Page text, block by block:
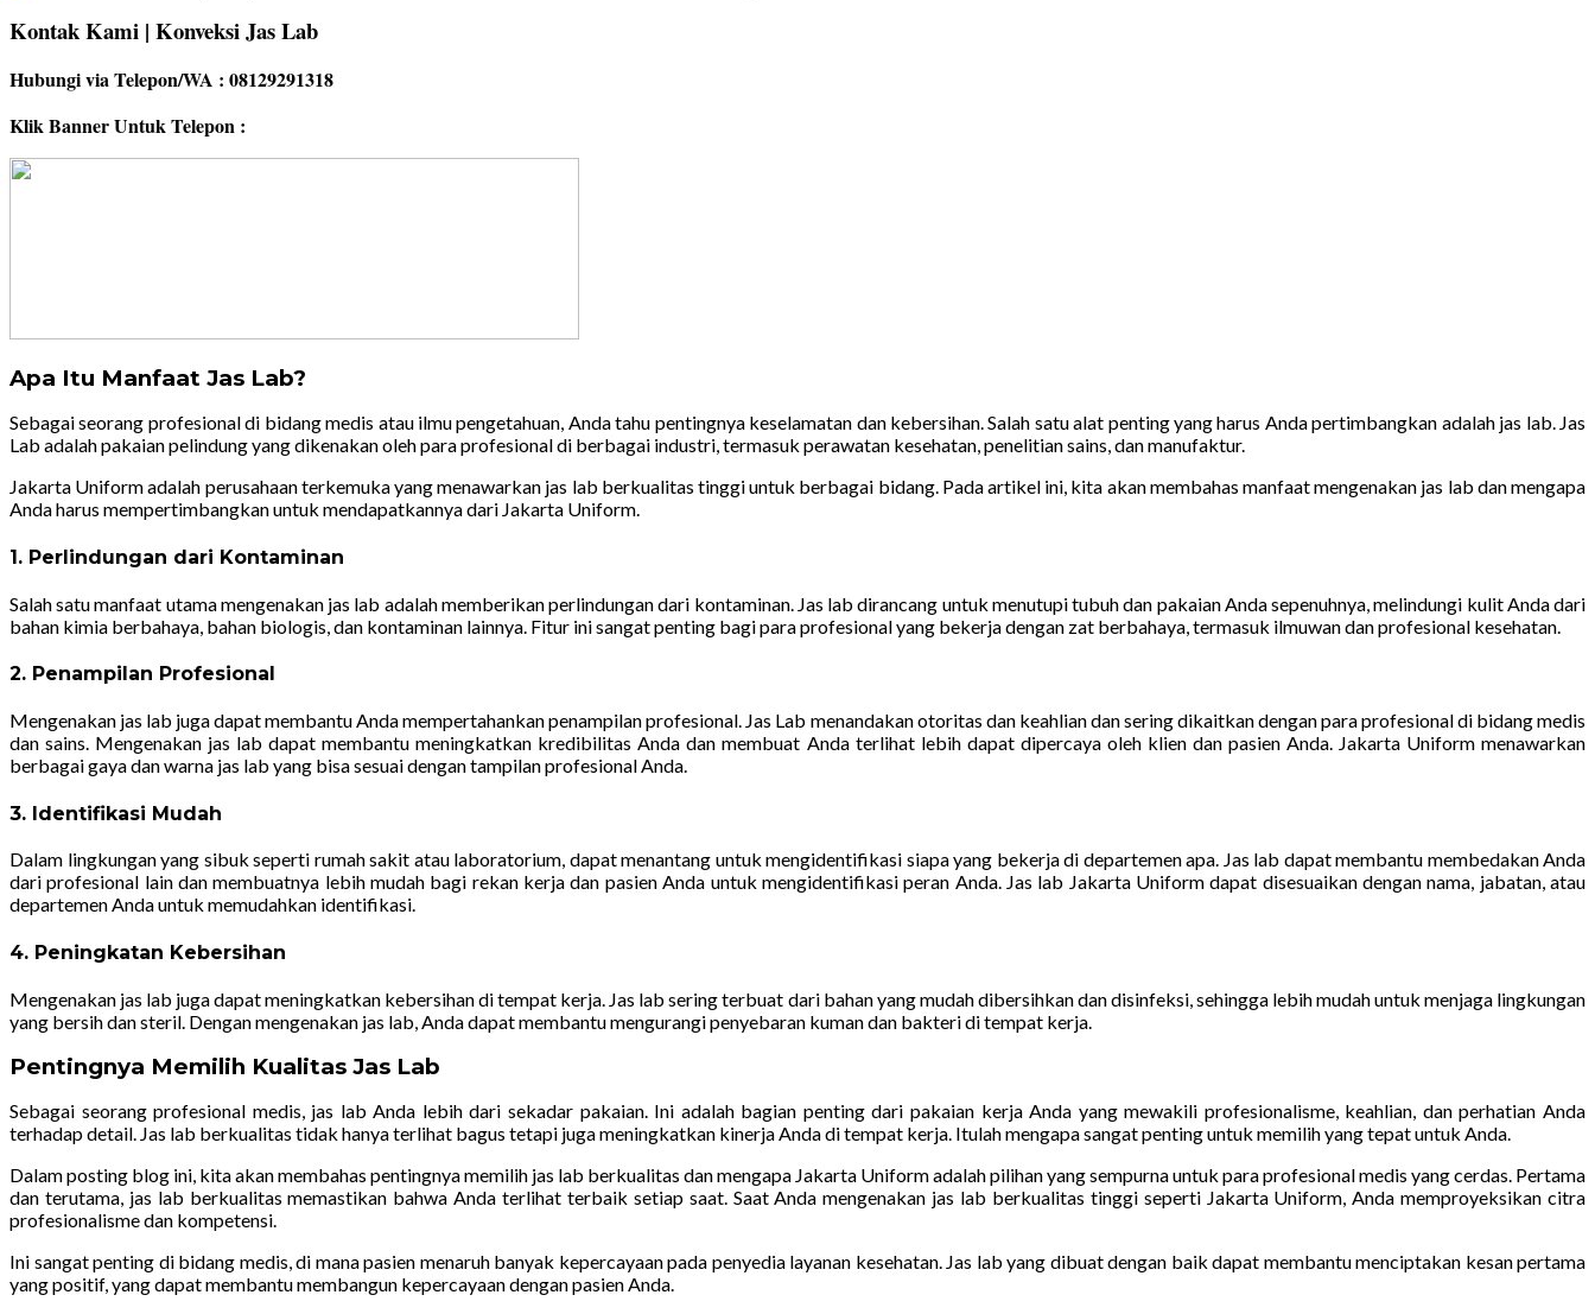
Kontak Kami | Konveksi Jas Lab
Hubungi via Telepon/WA : 08129291318
Klik Banner Untuk Telepon :
Apa Itu Manfaat Jas Lab?
Sebagai seorang profesional di bidang medis atau ilmu pengetahuan, Anda tahu pentingnya keselamatan dan kebersihan. Salah satu alat penting yang harus Anda pertimbangkan adalah jas lab. Jas
Lab adalah pakaian pelindung yang dikenakan oleh para profesional di berbagai industri, termasuk perawatan kesehatan, penelitian sains, dan manufaktur.
Jakarta Uniform adalah perusahaan terkemuka yang menawarkan jas lab berkualitas tinggi untuk berbagai bidang. Pada artikel ini, kita akan membahas manfaat mengenakan jas lab dan mengapa
Anda harus mempertimbangkan untuk mendapatkannya dari Jakarta Uniform.
1. Perlindungan dari Kontaminan
Salah satu manfaat utama mengenakan jas lab adalah memberikan perlindungan dari kontaminan. Jas lab dirancang untuk menutupi tubuh dan pakaian Anda sepenuhnya, melindungi kulit Anda dari
bahan kimia berbahaya, bahan biologis, dan kontaminan lainnya. Fitur ini sangat penting bagi para profesional yang bekerja dengan zat berbahaya, termasuk ilmuwan dan profesional kesehatan.
2. Penampilan Profesional
Mengenakan jas lab juga dapat membantu Anda mempertahankan penampilan profesional. Jas Lab menandakan otoritas dan keahlian dan sering dikaitkan dengan para profesional di bidang medis
dan sains. Mengenakan jas lab dapat membantu meningkatkan kredibilitas Anda dan membuat Anda terlihat lebih dapat dipercaya oleh klien dan pasien Anda. Jakarta Uniform menawarkan
berbagai gaya dan warna jas lab yang bisa sesuai dengan tampilan profesional Anda.
3. Identifikasi Mudah
Dalam lingkungan yang sibuk seperti rumah sakit atau laboratorium, dapat menantang untuk mengidentifikasi siapa yang bekerja di departemen apa. Jas lab dapat membantu membedakan Anda
dari profesional lain dan membuatnya lebih mudah bagi rekan kerja dan pasien Anda untuk mengidentifikasi peran Anda. Jas lab Jakarta Uniform dapat disesuaikan dengan nama, jabatan, atau
departemen Anda untuk memudahkan identifikasi.
4. Peningkatan Kebersihan
Mengenakan jas lab juga dapat meningkatkan kebersihan di tempat kerja. Jas lab sering terbuat dari bahan yang mudah dibersihkan dan disinfeksi, sehingga lebih mudah untuk menjaga lingkungan
yang bersih dan steril. Dengan mengenakan jas lab, Anda dapat membantu mengurangi penyebaran kuman dan bakteri di tempat kerja.
Pentingnya Memilih Kualitas Jas Lab
Sebagai seorang profesional medis, jas lab Anda lebih dari sekadar pakaian. Ini adalah bagian penting dari pakaian kerja Anda yang mewakili profesionalisme, keahlian, dan perhatian Anda
terhadap detail. Jas lab berkualitas tidak hanya terlihat bagus tetapi juga meningkatkan kinerja Anda di tempat kerja. Itulah mengapa sangat penting untuk memilih yang tepat untuk Anda.
Dalam posting blog ini, kita akan membahas pentingnya memilih jas lab berkualitas dan mengapa Jakarta Uniform adalah pilihan yang sempurna untuk para profesional medis yang cerdas. Pertama
dan terutama, jas lab berkualitas memastikan bahwa Anda terlihat terbaik setiap saat. Saat Anda mengenakan jas lab berkualitas tinggi seperti Jakarta Uniform, Anda memproyeksikan citra
profesionalisme dan kompetensi.
Ini sangat penting di bidang medis, di mana pasien menaruh banyak kepercayaan pada penyedia layanan kesehatan. Jas lab yang dibuat dengan baik dapat membantu menciptakan kesan pertama
yang positif, yang dapat membantu membangun kepercayaan dengan pasien Anda.